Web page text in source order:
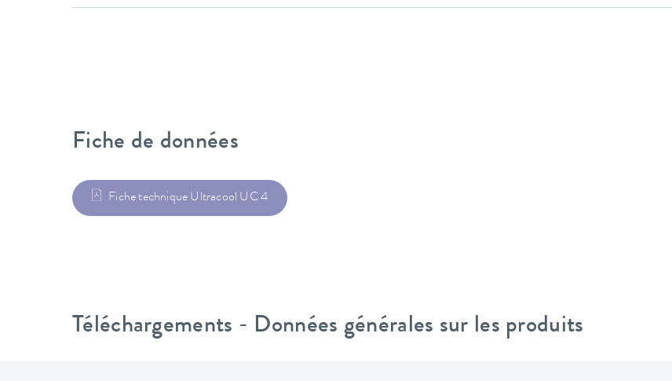
Fiche de données
Fiche technique Ultracool UC 4
Téléchargements - Données générales sur les produits